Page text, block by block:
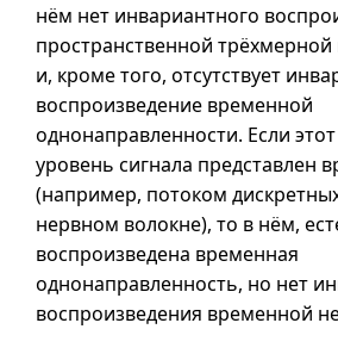
нём нет инвариантного
пространственной
и, кроме того, отсутствует
воспроизведение временной
однонаправленности. Если
уровень сигнала представлен
(например, потоком
нервном волокне), то в нём,
воспроизведена временная
однонаправленность, но нет
воспроизведения временной